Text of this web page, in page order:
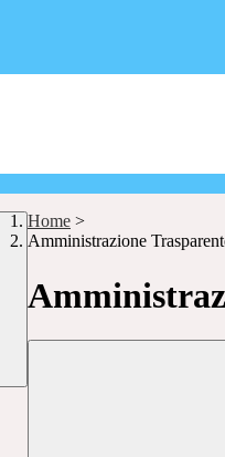
Home >
Amministrazione